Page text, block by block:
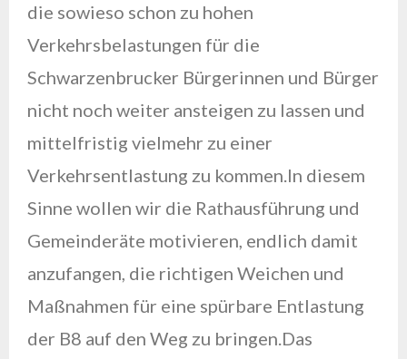
die sowieso schon zu hohen
Verkehrsbelastungen für die
Schwarzenbrucker Bürgerinnen und Bürger
nicht noch weiter ansteigen zu lassen und
mittelfristig vielmehr zu einer
Verkehrsentlastung zu kommen.In diesem
Sinne wollen wir die Rathausführung und
Gemeinderäte motivieren, endlich damit
anzufangen, die richtigen Weichen und
Maßnahmen für eine spürbare Entlastung
der B8 auf den Weg zu bringen.Das